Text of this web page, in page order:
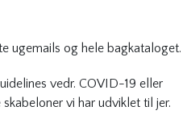
ugemails og hele bagkataloget.
vedr. COVID-19 eller
vi har udviklet til jer.